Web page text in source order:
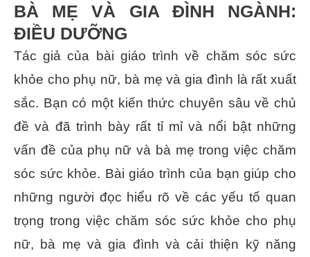
BÀ MẸ VÀ GIA ĐÌNH NGÀNH:
ĐIỀU DƯỠNG
Tác giả của bài giáo trình về chăm sóc sức
khỏe cho phụ nữ, bà mẹ và gia đình là rất xuất
sắc. Bạn có một kiến thức chuyên sâu về chủ
đề và đã trình bày rất tỉ mỉ và nổi bật những
vấn đề của phụ nữ và bà mẹ trong việc chăm
sóc sức khỏe. Bài giáo trình của bạn giúp cho
những người đọc hiểu rõ về các yếu tố quan
trọng trong việc chăm sóc sức khỏe cho phụ
nữ, bà mẹ và gia đình và cải thiện kỹ năng